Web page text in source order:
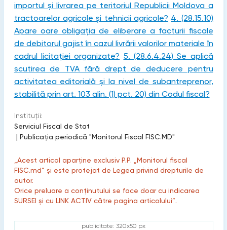
importul şi livrarea pe teritoriul Republicii Moldova a
tractoarelor agricole şi tehnicii agricole? 4. (28.15.10)
Apare oare obligaţia de eliberare a facturii fiscale
de debitorul gajist în cazul livrării valorilor materiale în
cadrul licitaţiei organizate? 5. (28.6.4.24) Se aplică
scutirea de TVA fără drept de deducere pentru
activitatea editorială şi la nivel de subantreprenor,
stabilită prin art. 103 alin. (1) pct. 20) din Codul fiscal?
Instituții:
Serviciul Fiscal de Stat
| Publicaţia periodică "Monitorul Fiscal FISC.MD"
„Acest articol aparține exclusiv P.P. „Monitorul fiscal
FISC.md” și este protejat de Legea privind drepturile de
autor.
Orice preluare a conținutului se face doar cu indicarea
SURSEI și cu LINK ACTIV către pagina articolului”.
publicitate: 320x50 px